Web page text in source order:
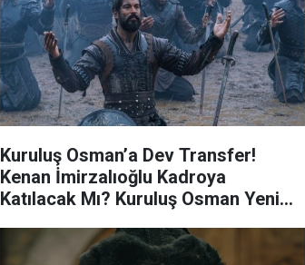
Kuruluş Osman’a Dev Transfer!
Kenan İmirzalıoğlu Kadroya
Katılacak Mı? Kuruluş Osman Yeni